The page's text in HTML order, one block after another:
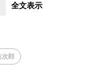
全文表示
次郎